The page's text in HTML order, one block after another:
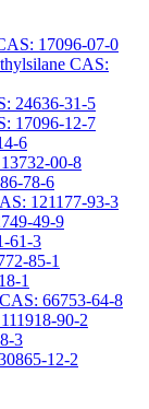
17096-07-0
CAS:
24636-31-5
17096-12-7
6
00-8
78-6
121177-93-3
49-9
61-3
85-1
1
66753-64-8
90-2
3
12-2